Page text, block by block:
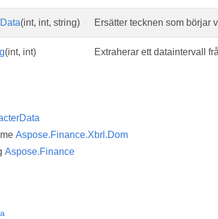
(int, int, string) Ersätter tecknen som börjar
(int, int) Extraherar ett dataintervall
Aspose.Finance.Xbrl.Dom
Aspose.Finance